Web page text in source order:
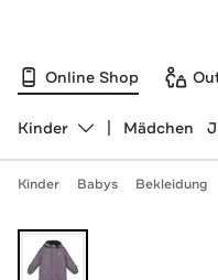
Online Shop
Abteilung ändern,
Kinder Mädchen
Kinder Babys Bekleidung